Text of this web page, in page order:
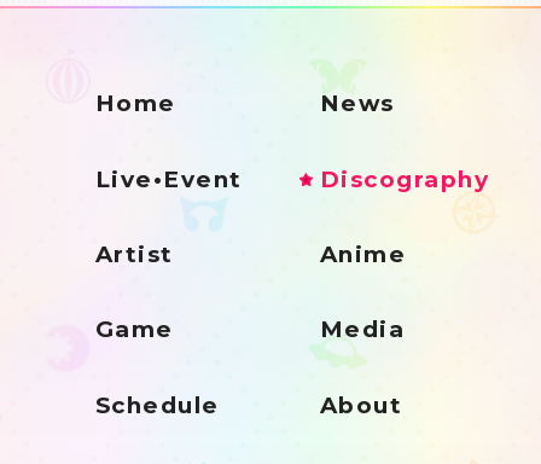
Home News
Live•Event Discography
Artist Anime
Game Media
Schedule About